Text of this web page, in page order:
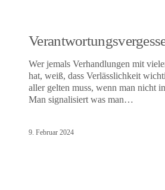
Wer jemals Verhandlungen mit
hat, weiß, dass Verlässlichkeit
aller gelten muss, wenn man nicht
Man signalisiert was man…
9. Februar 2024